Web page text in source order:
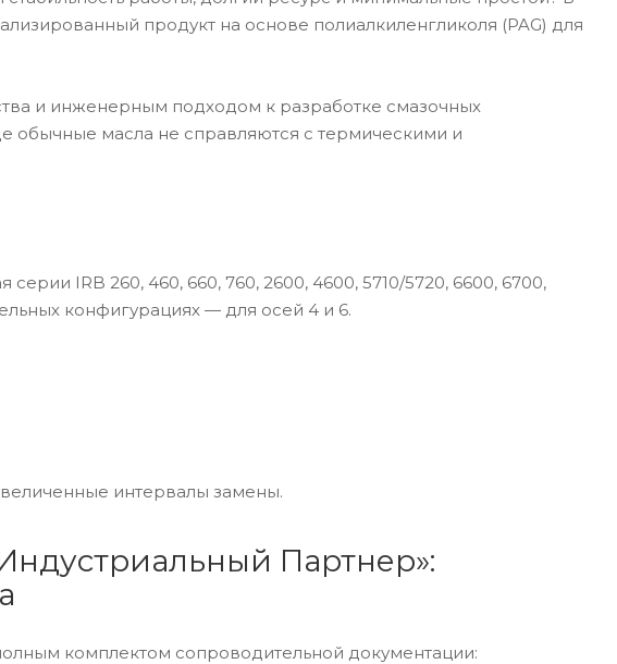
продукт на основе полиалкиленгликоля (PAG) для
и инженерным подходом к разработке смазочных
обычные масла не справляются с термическими и
IRB 260, 460, 660, 760, 2600, 4600, 5710/5720, 6600, 6700,
конфигурациях — для осей 4 и 6.
интервалы замены.
Партнер»:
комплектом сопроводительной документации: